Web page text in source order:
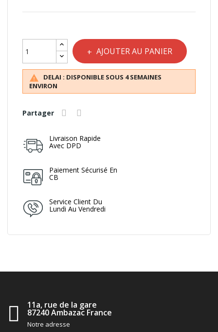
AJOUTER AU PANIER

DELAI : DISPONIBLE SOUS 4 SEMAINES
ENVIRON
Partager
Livraison Rapide
Avec DPD
Paiement Sécurisé En
CB
Service Client Du
Lundi Au Vendredi
11a, rue de la gare
87240 Ambazac France
Notre adresse